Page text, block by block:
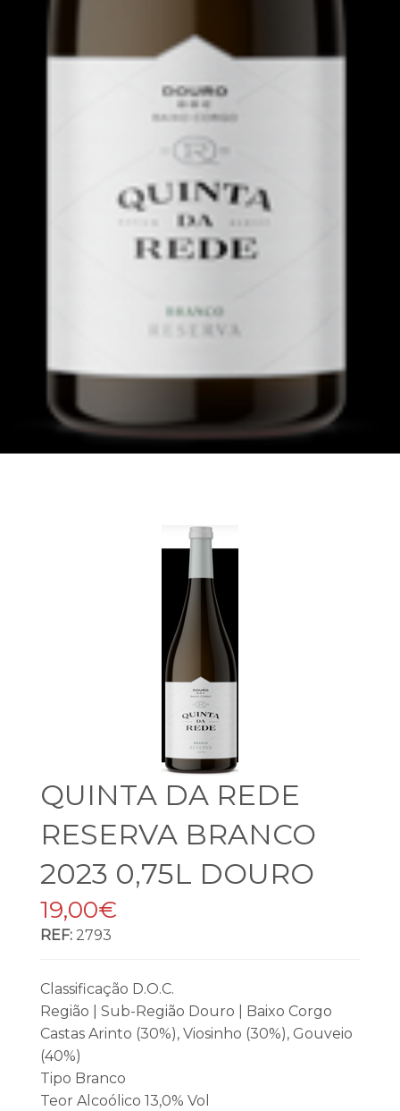
QUINTA DA REDE
RESERVA BRANCO
2023 0,75L DOURO
19,00€
REF: 2793
Classificação D.O.C.
Região | Sub-Região Douro | Baixo Corgo
Castas Arinto (30%), Viosinho (30%), Gouveio
(40%)
Tipo Branco
Teor Alcoólico 13,0% Vol